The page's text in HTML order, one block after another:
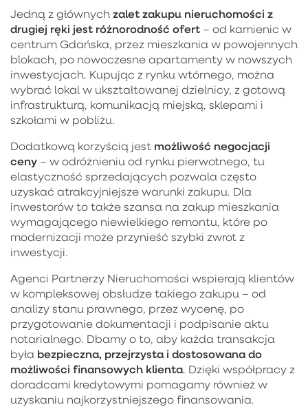
Jedną z głównych zalet zakupu nieruchomości z
drugiej ręki jest różnorodność ofert – od kamienic w
centrum Gdańska, przez mieszkania w powojennych
blokach, po nowoczesne apartamenty w nowszych
inwestycjach. Kupując z rynku wtórnego, można
wybrać lokal w ukształtowanej dzielnicy, z gotową
infrastrukturą, komunikacją miejską, sklepami i
szkołami w pobliżu.
Dodatkową korzyścią jest możliwość negocjacji
ceny – w odróżnieniu od rynku pierwotnego, tu
elastyczność sprzedających pozwala często
uzyskać atrakcyjniejsze warunki zakupu. Dla
inwestorów to także szansa na zakup mieszkania
wymagającego niewielkiego remontu, które po
modernizacji może przynieść szybki zwrot z
inwestycji.
Agenci Partnerzy Nieruchomości wspierają klientów
w kompleksowej obsłudze takiego zakupu – od
analizy stanu prawnego, przez wycenę, po
przygotowanie dokumentacji i podpisanie aktu
notarialnego. Dbamy o to, aby każda transakcja
była bezpieczna, przejrzysta i dostosowana do
możliwości finansowych klienta. Dzięki współpracy z
doradcami kredytowymi pomagamy również w
uzyskaniu najkorzystniejszego finansowania.